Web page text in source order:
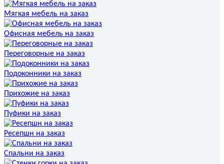
Мягкая мебель на заказ
Офисная мебель на заказ
Переговорные на заказ
Подоконники на заказ
Прихожие на заказ
Пуфики на заказ
Ресепшн на заказ
Спальни на заказ